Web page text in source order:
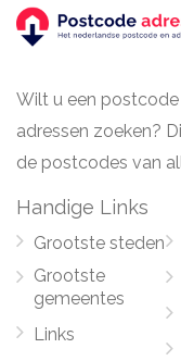
Wilt u een
adressen zoeken?
de postcodes van
Handige Links
Grootste steden
Grootste
gemeentes
Links